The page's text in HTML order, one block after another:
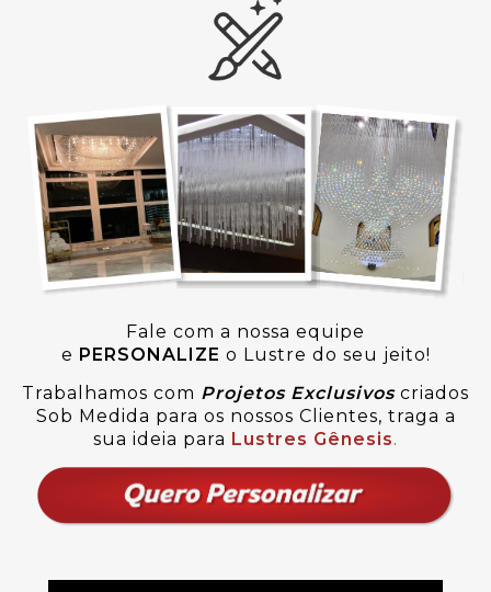
Fale com a nossa equipe
e PERSONALIZE o Lustre do seu jeito!
Trabalhamos com Projetos Exclusivoscriados
Sob Medida para os nossos Clientes, traga a
sua ideia para Lustres Gênesis.